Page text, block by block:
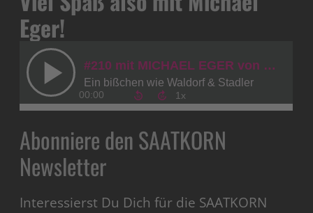
Eger!
Abonniere den SAATKORN
Newsletter
Interessierst Du Dich für die SAATKORN